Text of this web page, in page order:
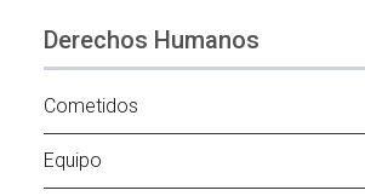
Derechos Humanos
Cometidos
Equipo